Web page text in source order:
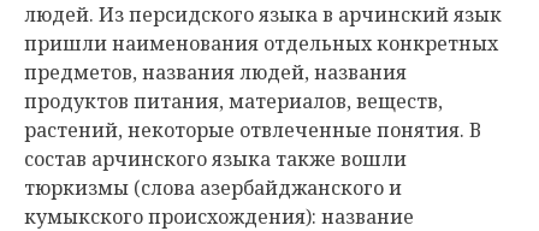
людей. Из персидского языка в арчинский язык
пришли наименования отдельных конкретных
предметов, названия людей, названия
продуктов питания, материалов, веществ,
растений, некоторые отвлеченные понятия. В
состав арчинского языка также вошли
тюркизмы (слова азербайджанского и
кумыкского происхождения): название